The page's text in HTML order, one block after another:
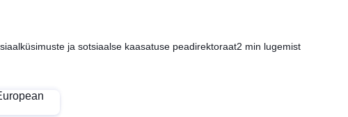
ja sotsiaalse kaasatuse peadirektoraat2 min lugemist